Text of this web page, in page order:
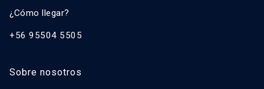
¿Cómo llegar?
+56 95504 5505
Sobre nosotros